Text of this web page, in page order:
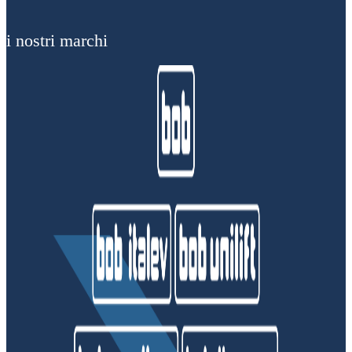
i nostri marchi